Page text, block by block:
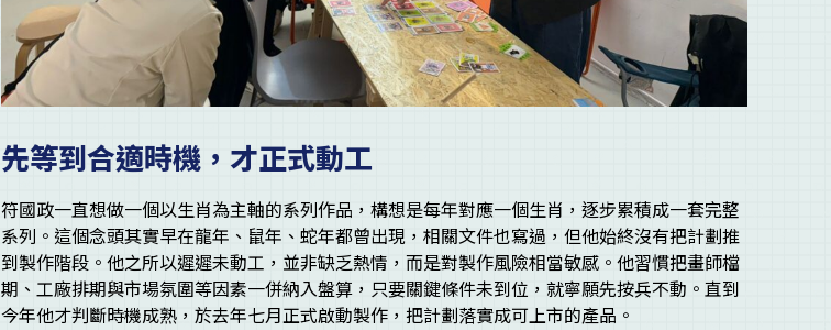
先等到合適時機，才正式動工
符國政一直想做一個以生肖為主軸的系列作品，構想是每年對應一個生肖，逐步累積成一套完整
系列。這個念頭其實早在龍年、鼠年、蛇年都曾出現，相關文件也寫過，但他始終沒有把計劃推
到製作階段。他之所以遲遲未動工，並非缺乏熱情，而是對製作風險相當敏感。他習慣把畫師檔
期、工廠排期與市場氛圍等因素一併納入盤算，只要關鍵條件未到位，就寧願先按兵不動。直到
今年他才判斷時機成熟，於去年七月正式啟動製作，把計劃落實成可上市的產品。